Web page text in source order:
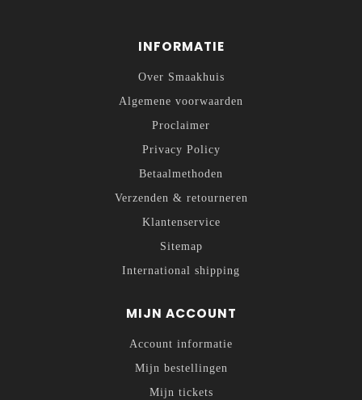
INFORMATIE
Over Smaakhuis
Algemene voorwaarden
Proclaimer
Privacy Policy
Betaalmethoden
Verzenden & retourneren
Klantenservice
Sitemap
International shipping
MIJN ACCOUNT
Account informatie
Mijn bestellingen
Mijn tickets